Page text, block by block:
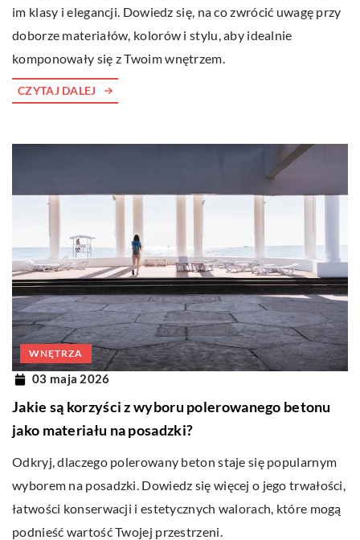
im klasy i elegancji. Dowiedz się, na co zwrócić uwagę przy
doborze materiałów, kolorów i stylu, aby idealnie
komponowały się z Twoim wnętrzem.
CZYTAJ DALEJ
WNĘTRZA
03 maja 2026
Jakie są korzyści z wyboru polerowanego betonu
jako materiału na posadzki?
Odkryj, dlaczego polerowany beton staje się popularnym
wyborem na posadzki. Dowiedz się więcej o jego trwałości,
łatwości konserwacji i estetycznych walorach, które mogą
podnieść wartość Twojej przestrzeni.